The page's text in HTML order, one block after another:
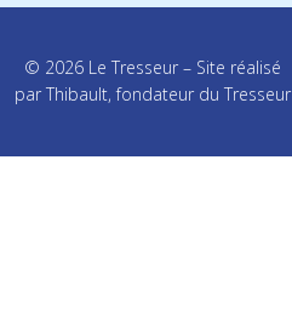
© 2026 Le Tresseur – Site réalisé
par Thibault, fondateur du Tresseur